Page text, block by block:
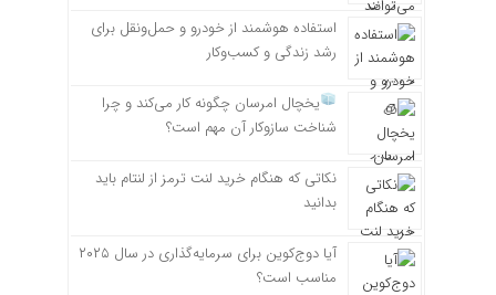
استفاده هوشمند از خودرو و حمل‌ونقل برای
رشد زندگی و کسب‌وکار
یخچال امرسان چگونه کار می‌کند و چرا
شناخت سازوکار آن مهم است؟
نکاتی که هنگام خرید لنت ترمز از لنتام باید
بدانید
آیا دوج‌کوین برای سرمایه‌گذاری در سال ۲۰۲۵
مناسب است؟